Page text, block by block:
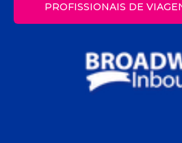
PROFISSIONAIS DE